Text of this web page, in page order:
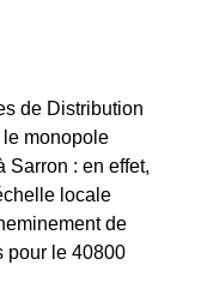
de Distribution
monopole
Sarron : en effet,
locale
de
pour le 40800